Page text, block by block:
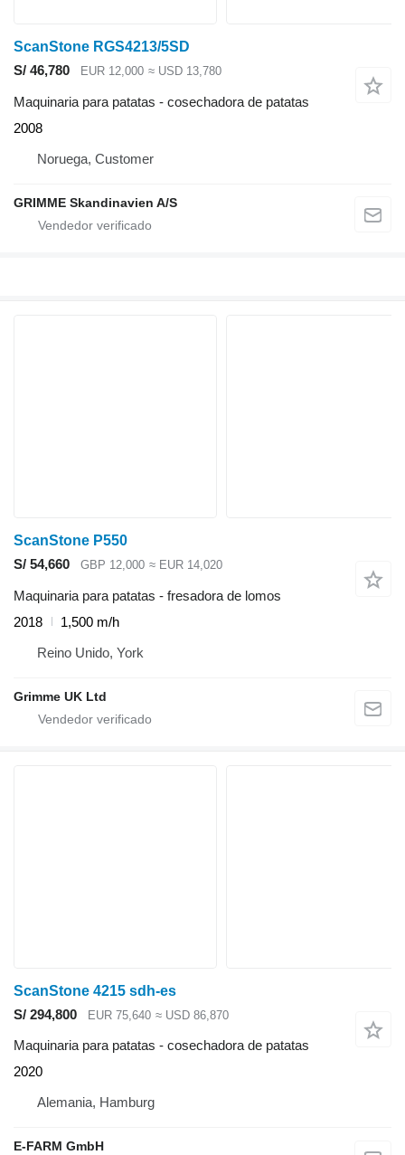
ScanStone RGS4213/5SD
S/ 46,780
EUR 12,000 ≈ USD 13,780
Maquinaria para patatas - cosechadora de patatas
2008
Noruega, Customer
GRIMME Skandinavien A/S
ScanStone P550
S/ 54,660
GBP 12,000 ≈ EUR 14,020
Maquinaria para patatas - fresadora de lomos
2018
1,500 m/h
Reino Unido, York
Grimme UK Ltd
ScanStone 4215 sdh-es
S/ 294,800
EUR 75,640 ≈ USD 86,870
Maquinaria para patatas - cosechadora de patatas
2020
Alemania, Hamburg
E-FARM GmbH